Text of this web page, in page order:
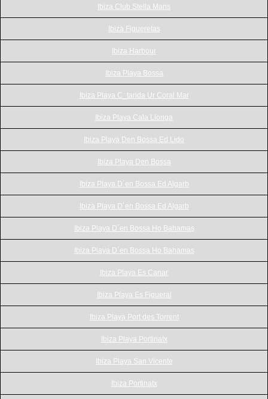
Ibiza Club Stella Maris
Ibiza Figueretas
Ibiza Harbour
Ibiza Playa Bossa
Ibiza Playa C_tarida Ur Coral Mar
Ibiza Playa Cala Llonga
Ibiza Playa Den Bossa Ed Lido
Ibiza Playa Den Bossa
Ibiza Playa D´en Bossa Ed Algarb
Ibiza Playa D´en Bossa Ed Algarb
Ibiza Playa D´en Bossa Ho Bahamas
Ibiza Playa D´en Bossa Ho Bahamas
Ibiza Playa Es Canar
Ibiza Playa Es Figueral
Ibiza Playa Port des Torrent
Ibiza Playa Portinatx
Ibiza Playa San Vicente
Ibiza Portinatx